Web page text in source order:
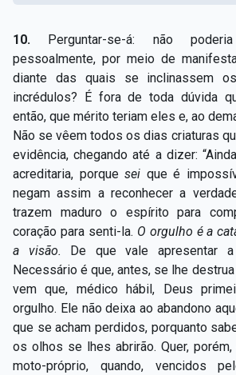
Capítulo XVIII — Muitos os
escolhidos
Capítulo XIX — A fé transporta
Capítulo XX — Os trabalhadores da
Capítulo XXI — Haverá falsos cristos
profetas
Capítulo XXII — Não separareis o que
Capítulo XXIII — Estranha moral
Capítulo XXIV — Não ponhais a
alqueire
Capítulo XXV — Buscai e achareis
Capítulo XXVI — Dai gratuitamente o
10. Perguntar-se-á: não
pessoalmente, por meio de
diante das quais se inclinassem
incrédulos? É fora de toda dúvida
então, que mérito teriam eles e, ao
Não se vêem todos os dias criaturas
evidência, chegando até a dizer:
acreditaria, porque sei que é
negam assim a reconhecer a
trazem maduro o espírito para
coração para senti-la. O orgulho é a
a visão. De que vale apresentar
Necessário é que, antes, se lhe
vem que, médico hábil, Deus
orgulho. Ele não deixa ao abandono
que se acham perdidos, porquanto
os olhos se lhes abrirão. Quer,
moto-próprio, quando, vencidos